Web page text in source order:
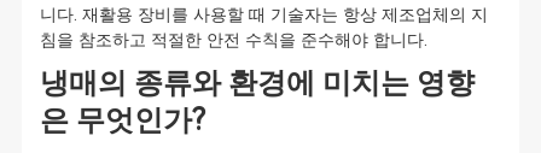
니다. 재활용 장비를 사용할 때 기술자는 항상 제조업체의 지
침을 참조하고 적절한 안전 수칙을 준수해야 합니다.
냉매의 종류와 환경에 미치는 영향
은 무엇인가?